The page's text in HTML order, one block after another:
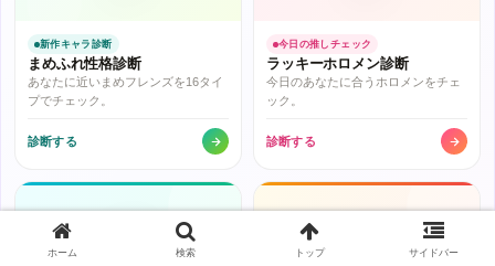
新作キャラ診断
まめふれ性格診断
あなたに近いまめフレンズを16タイ
プでチェック。
診断する
今日の推しチェック
ラッキーホロメン診断
今日のあなたに合うホロメンをチェ
ック。
診断する
ホーム 検索 トップ サイドバー